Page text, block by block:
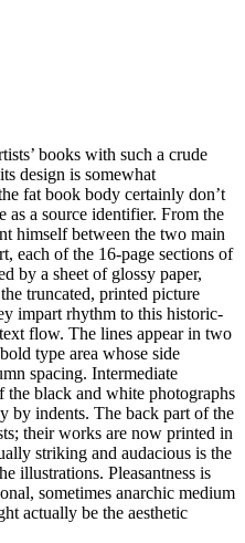
books with such a crude
design is somewhat
fat book body certainly don’t
as a source identifier. From the
himself between the two main
each of the 16-page sections of
by a sheet of glossy paper,
truncated, printed picture
impart rhythm to this historic-
flow. The lines appear in two
type area whose side
spacing. Intermediate
the black and white photographs
by indents. The back part of the
their works are now printed in
striking and audacious is the
illustrations. Pleasantness is
sometimes anarchic medium
actually be the aesthetic